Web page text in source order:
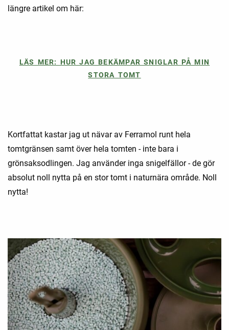
längre artikel om här:
LÄS MER: HUR JAG BEKÄMPAR SNIGLAR PÅ MIN
STORA TOMT
Kortfattat kastar jag ut nävar av Ferramol runt hela
tomtgränsen samt över hela tomten - inte bara i
grönsaksodlingen. Jag använder inga snigelfällor - de gör
absolut noll nytta på en stor tomt i naturnära område. Noll
nytta!